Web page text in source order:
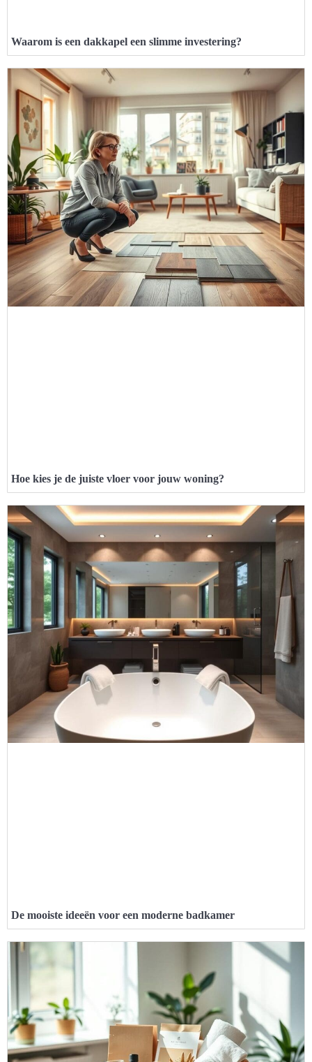
Waarom is een dakkapel een slimme investering?
Hoe kies je de juiste vloer voor jouw woning?
De mooiste ideeën voor een moderne badkamer